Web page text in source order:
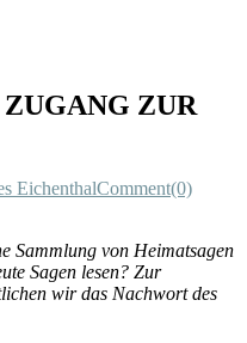
ZUR
EichenthalComment(0)
Sammlung von Heimatsagen
Sagen lesen? Zur
wir das Nachwort des